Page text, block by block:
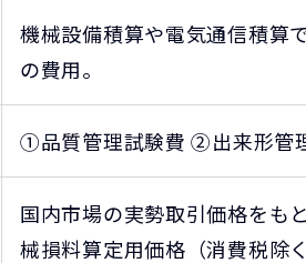
機械設備積算や電気通信積算
の費用。
①品質管理試験費 ②出来形管
国内市場の実勢取引価格をも
械損料算定用価格（消費税除